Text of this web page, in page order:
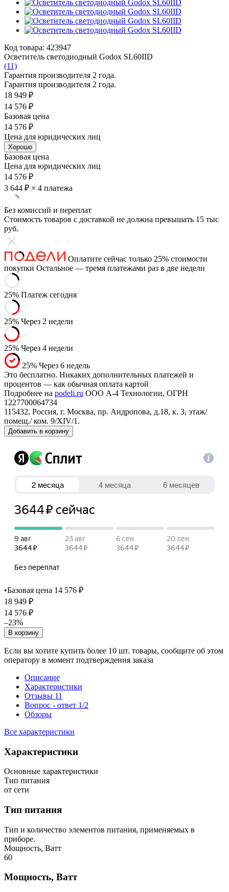
Код товара: 423947
Осветитель светодиодный Godox SL60IID
(11)
Гарантия производителя 2 года.
Гарантия производителя 2 года.
18 949 ₽
14 576 ₽
Базовая цена
14 576 ₽
Цена для юридических лиц
Хорошо
Базовая цена
Цена для юридических лиц
14 576 ₽
3 644 ₽ × 4 платежа
Без комиссий и переплат
Стоимость товаров с доставкой не должна превышать 15 тыс
руб.
Оплатите сейчас только 25% стоимости
покупки Остальное — тремя платежами раз в две недели
25% Платеж сегодня
25% Через 2 недели
25% Через 4 недели
25% Через 6 недель
Это бесплатно. Никаких дополнительных платежей и
процентов — как обычная оплата картой
Подробнее на podeli.ru ООО А-4 Технологии, ОГРН
1227700064734
115432, Россия, г. Москва, пр. Андропова, д.18, к. 3, этаж/
помещ./ ком. 9/XIV/1.
Добавить в корзину
•Базовая цена 14 576 ₽
18 949 ₽
14 576 ₽
–23%
В корзину
Если вы хотите купить более 10 шт. товары, сообщите об этом
оператору в момент подтверждения заказа
Описание
Характеристики
Отзывы 11
Вопрос - ответ 1/2
Обзоры
Все характеристики
Характеристики
Основные характеристики
Тип питания
от сети
Тип питания
Тип и количество элементов питания, применяемых в
приборе.
Мощность, Ватт
60
Мощность, Ватт